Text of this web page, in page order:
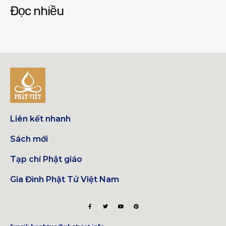
Đọc nhiều
Liên kết nhanh
Sách mới
Tạp chí Phật giáo
Gia Đình Phật Tử Việt Nam